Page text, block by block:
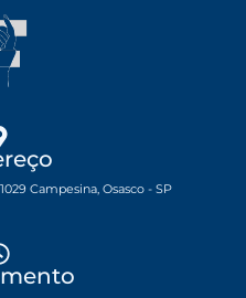
Campesina, Osasco - SP